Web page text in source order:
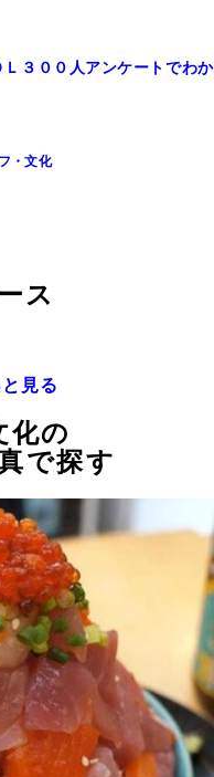
３００人アンケートでわか
・文化
ス
見る
化の
で探す